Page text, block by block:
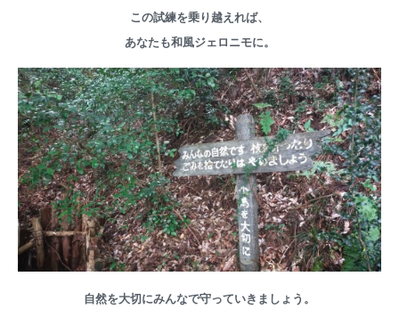
この試練を乗り越えれば、
あなたも和風ジェロニモに。
自然を大切にみんなで守っていきましょう。